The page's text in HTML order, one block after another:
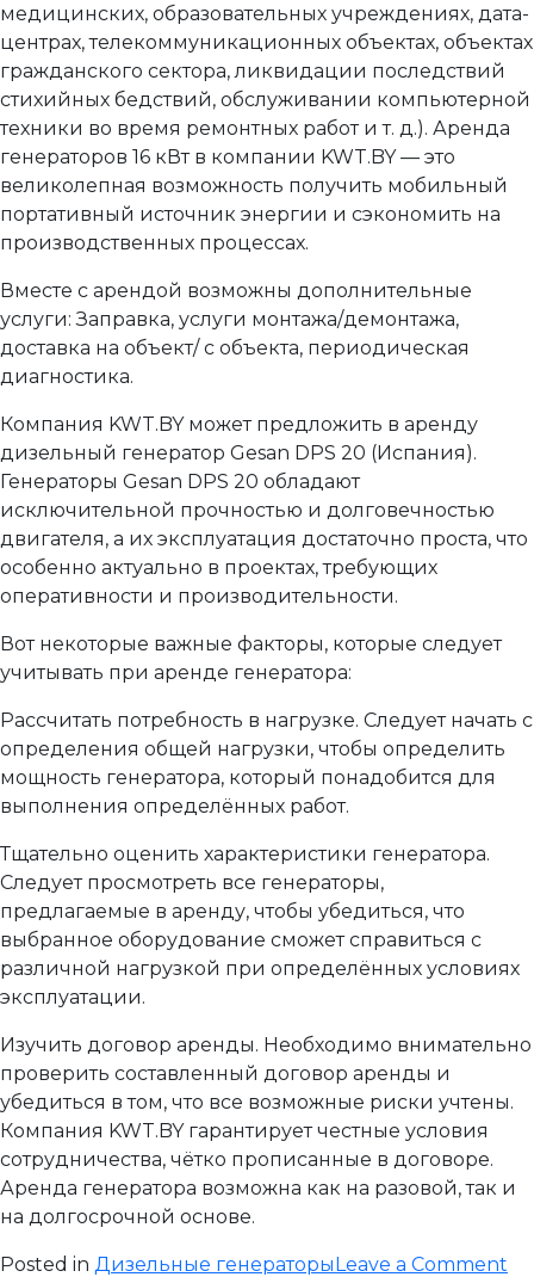
медицинских, образовательных учреждениях, дата-
центрах, телекоммуникационных объектах, объектах
гражданского сектора, ликвидации последствий
стихийных бедствий, обслуживании компьютерной
техники во время ремонтных работ и т. д.). Аренда
генераторов 16 кВт в компании KWT.BY — это
великолепная возможность получить мобильный
портативный источник энергии и сэкономить на
производственных процессах.
Вместе с арендой возможны дополнительные
услуги: Заправка, услуги монтажа/демонтажа,
доставка на объект/ с объекта, периодическая
диагностика.
Компания KWT.BY может предложить в аренду
дизельный генератор Gesan DPS 20 (Испания).
Генераторы Gesan DPS 20 обладают
исключительной прочностью и долговечностью
двигателя, а их эксплуатация достаточно проста, что
особенно актуально в проектах, требующих
оперативности и производительности.
Вот некоторые важные факторы, которые следует
учитывать при аренде генератора:
Рассчитать потребность в нагрузке. Следует начать с
определения общей нагрузки, чтобы определить
мощность генератора, который понадобится для
выполнения определённых работ.
Тщательно оценить характеристики генератора.
Следует просмотреть все генераторы,
предлагаемые в аренду, чтобы убедиться, что
выбранное оборудование сможет справиться с
различной нагрузкой при определённых условиях
эксплуатации.
Изучить договор аренды. Необходимо внимательно
проверить составленный договор аренды и
убедиться в том, что все возможные риски учтены.
Компания KWT.BY гарантирует честные условия
сотрудничества, чётко прописанные в договоре.
Аренда генератора возможна как на разовой, так и
на долгосрочной основе.
Posted in Дизельные генераторыLeave a Comment